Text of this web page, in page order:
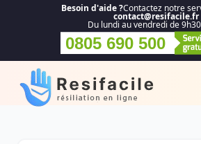
Besoin d'aide ?Contactez notre
contact@resifacile.fr
Du lundi au vendredi de
0805 690 500